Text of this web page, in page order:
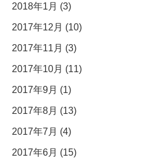
2018年1月 (3)
2017年12月 (10)
2017年11月 (3)
2017年10月 (11)
2017年9月 (1)
2017年8月 (13)
2017年7月 (4)
2017年6月 (15)